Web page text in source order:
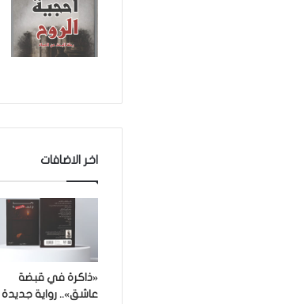
اخر الاضافات
«ذاكرة في قبضة
عاشق».. رواية جديدة